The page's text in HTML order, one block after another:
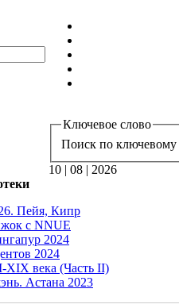
Ключевое слово
Поиск по ключевому
10 | 08 | 2026
Пейя, Кипр
с NNUE
2024
2024
XIX века (Часть II)
Астана 2023